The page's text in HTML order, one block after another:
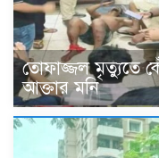
তোফাজ্জল মৃত্যুতে
আক্তার মনি